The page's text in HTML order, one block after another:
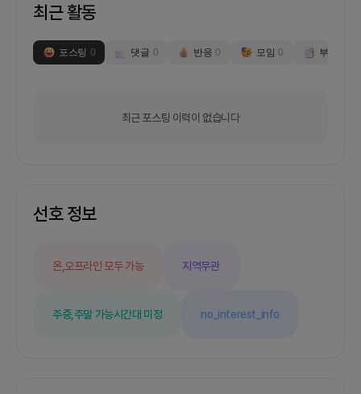
최근 활동
포스팅 0 댓글 0 반응 0 모임 0 부스
최근 포스팅 이력이 없습니다
선호 정보
온,오프라인 모두 가능 지역무관
주중,주말 가능시간대 미정 no_interest_info